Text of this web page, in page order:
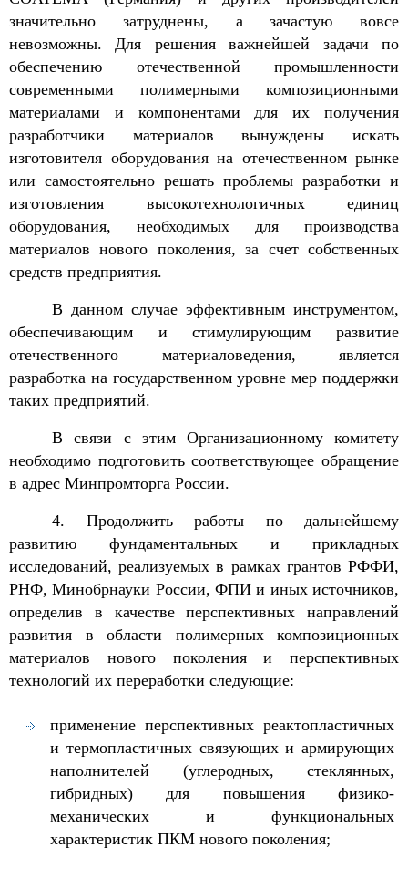
значительно затруднены, а зачастую вовсе
невозможны. Для решения важнейшей задачи по
обеспечению отечественной промышленности
современными полимерными композиционными
материалами и компонентами для их получения
разработчики материалов вынуждены искать
изготовителя оборудования на отечественном рынке
или самостоятельно решать проблемы разработки и
изготовления высокотехнологичных единиц
оборудования, необходимых для производства
материалов нового поколения, за счет собственных
средств предприятия.
В данном случае эффективным инструментом,
обеспечивающим и стимулирующим развитие
отечественного материаловедения, является
разработка на государственном уровне мер поддержки
таких предприятий.
В связи с этим Организационному комитету
необходимо подготовить соответствующее обращение
в адрес Минпромторга России.
4. Продолжить работы по дальнейшему
развитию фундаментальных и прикладных
исследований, реализуемых в рамках грантов РФФИ,
РНФ, Минобрнауки России, ФПИ и иных источников,
определив в качестве перспективных направлений
развития в области полимерных композиционных
материалов нового поколения и перспективных
технологий их переработки следующие:
применение перспективных реактопластичных
и термопластичных связующих и армирующих
наполнителей (углеродных, стеклянных,
гибридных) для повышения физико-
механических и функциональных
характеристик ПКМ нового поколения;